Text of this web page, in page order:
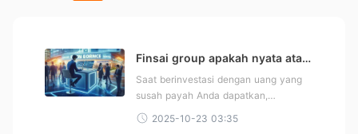
Finsai group apakah nyata atau
palsu di India
Saat berinvestasi dengan uang yang
susah payah Anda dapatkan,
keamanan seringkali menjadi hal yang
utama.
2025-10-23 03:35